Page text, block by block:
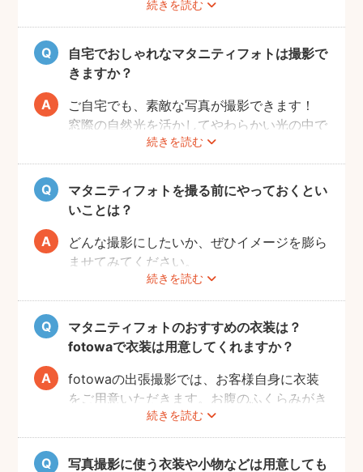
続きを読む
い」と考える方が増えているようです。
また、マタニティフォトを撮るべきか迷って
いらっしゃる方の多くに、「衣装がはずかし
い」「素肌を見られたくない」と考える方も
多いようです。
fotowaではご自宅への出張も可能ですの
で、ご夫婦らしい装いで自然体なマタニティ
フォトを撮影いただけます。
ご近所の公園でカジュアルに撮影したり、素
肌をみせる衣装ではご自宅で撮影するなど、
撮影時間の範囲内でシーンを変えることも可
能です。
自宅でおしゃれなマタニティフォトは撮影で
きますか？
続きを読む
ご自宅でも、素敵な写真が撮影できます！
窓際の自然光を活かしてやわらかい光の中で
撮影するのが人気です。妊婦さんはお部屋の
お片付けも大変かと思いますが、撮影したい
場所周辺だけお片付けいただく程度で大丈夫
です。
マタニティフォトを撮る前にやっておくとい
いことは？
続きを読む
どんな撮影にしたいか、ぜひイメージを膨ら
ませてみてください。
Instagramやママ向けの雑誌などで、素敵な
撮影事例を見たり、サッシュベルト等の撮影
小物について情報収集するのも楽しいです
よ。また、何より大事なのは被写体のママと
お腹の赤ちゃんの健康です。当日無理せず撮
影を行えるよう、日々健やかに過ごしていた
だければと思います。
マタニティフォトのおすすめの衣装は？
fotowaで衣装は用意してくれますか？
続きを読む
fotowaの出張撮影では、お客様自身に衣装
をご用意いただきます。お腹のふくらみがき
れいに見える薄手のお洋服や、チューブトッ
プにスカート等で、素肌を写すスタイルも人
気です。どうぞお好きな衣装で撮影を楽しん
写真撮影に使う衣装や小物などは用意しても